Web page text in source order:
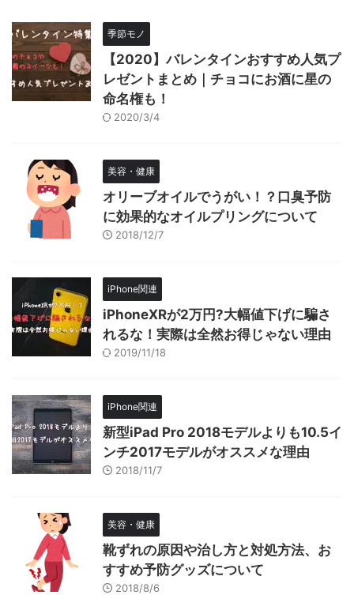
季節モノ
【2020】バレンタインおすすめ人気プ
レゼントまとめ｜チョコにお酒に星の
命名権も！
2020/3/4
美容・健康
オリーブオイルでうがい！？口臭予防
に効果的なオイルプリングについて
2018/12/7
iPhone関連
iPhoneXRが2万円?大幅値下げに騙さ
れるな！実際は全然お得じゃない理由
2019/11/18
iPhone関連
新型iPad Pro 2018モデルよりも10.5イ
ンチ2017モデルがオススメな理由
2018/11/7
美容・健康
靴ずれの原因や治し方と対処方法、お
すすめ予防グッズについて
2018/8/6